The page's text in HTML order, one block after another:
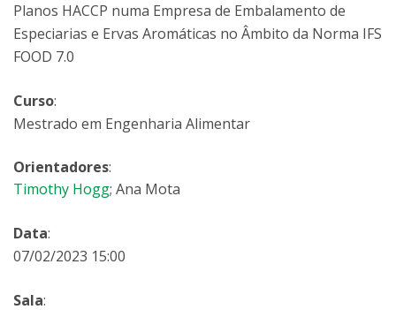
Planos HACCP numa Empresa de Embalamento de
Especiarias e Ervas Aromáticas no Âmbito da Norma IFS
FOOD 7.0
Curso:
Mestrado em Engenharia Alimentar
Orientadores:
Timothy Hogg; Ana Mota
Data:
07/02/2023 15:00
Sala: